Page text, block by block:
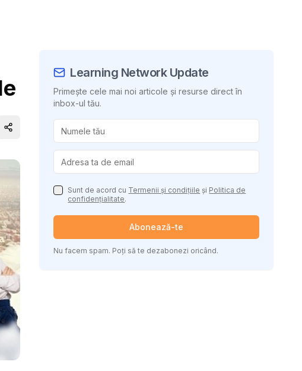
Distribuie conținutul
Learning Network Update
Primește cele mai noi articole și resurse direct în
inbox-ul tău.
Sunt de acord cu Termenii și condițiile și Politica de
confidențialitate.
Abonează-te
Nu facem spam. Poți să te dezabonezi oricând.